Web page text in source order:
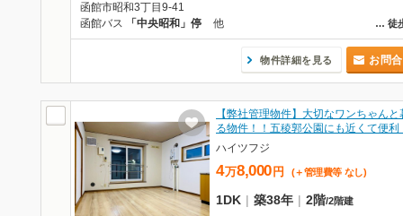
函館市昭和3丁目9-41
… 徒
函館バス 「中央昭和」停 他
物件詳細を見る お問
【弊社管理物件】大切なワンちゃんと
る物件！！五稜郭公園にも近くて便
ハイツフジ
4万8,000 円 (＋管理費等 なし)
1DK | 築38年 | 2階/2階建